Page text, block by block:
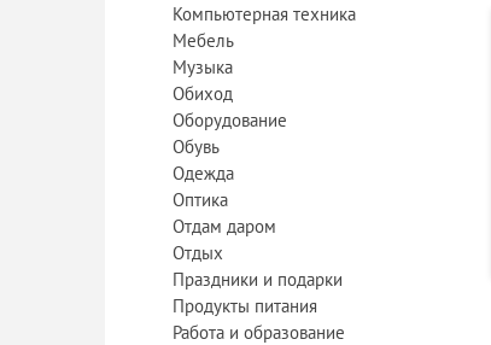
Компьютерная техника
Мебель
Музыка
Обиход
Оборудование
Обувь
Одежда
Оптика
Отдам даром
Отдых
Праздники и подарки
Продукты питания
Работа и образование